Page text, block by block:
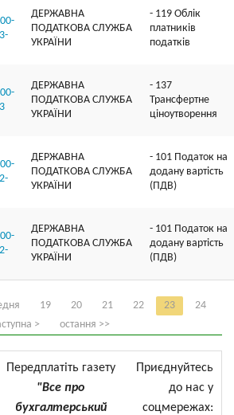
ДЕРЖАВНА
ПОДАТКОВА СЛУЖБА
УКРАЇНИ
- 119 Облік
платників
податків
ДЕРЖАВНА
ПОДАТКОВА СЛУЖБА
УКРАЇНИ
- 137
Трансфертне
ціноутворення
ДЕРЖАВНА
ПОДАТКОВА СЛУЖБА
УКРАЇНИ
- 101 Податок на
додану вартість
(ПДВ)
ДЕРЖАВНА
ПОДАТКОВА СЛУЖБА
УКРАЇНИ
- 101 Податок на
додану вартість
(ПДВ)
19 20 21 22 23
24
> остання >>
Передплатіть газету
"Все про
бухгалтерський
Приєднуйтесь
до нас у
соцмережах: